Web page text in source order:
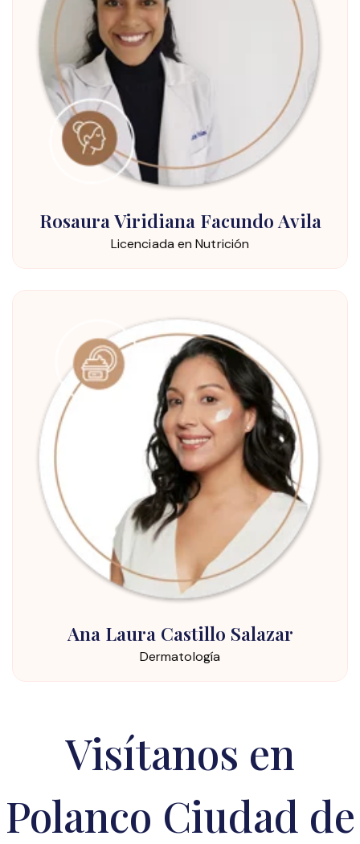
Rosaura Viridiana Facundo Avila
Licenciada en Nutrición
Ana Laura Castillo Salazar
Dermatología
Visítanos en
Polanco Ciudad de